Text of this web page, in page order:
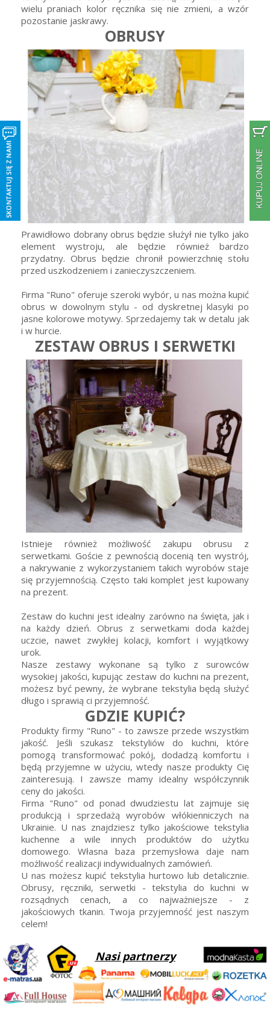
wielu praniach kolor ręcznika się nie zmieni, a wzór
pozostanie jaskrawy.
OBRUSY
Prawidłowo dobrany obrus będzie służył nie tylko jako
element wystroju, ale będzie również bardzo
przydatny. Obrus będzie chronił powierzchnię stołu
przed uszkodzeniem i zanieczyszczeniem.
Firma "Runo" oferuje szeroki wybór, u nas można kupić
obrus w dowolnym stylu - od dyskretnej klasyki po
jasne kolorowe motywy. Sprzedajemy tak w detalu jak
i w hurcie.
ZESTAW OBRUS I SERWETKI
Istnieje również możliwość zakupu obrusu z
serwetkami. Goście z pewnością docenią ten wystrój,
a nakrywanie z wykorzystaniem takich wyrobów staje
się przyjemnością. Często taki komplet jest kupowany
na prezent.
Zestaw do kuchni jest idealny zarówno na święta, jak i
na każdy dzień. Obrus z serwetkami doda każdej
uczcie, nawet zwykłej kolacji, komfort i wyjątkowy
urok.
Nasze zestawy wykonane są tylko z surowców
wysokiej jakości, kupując zestaw do kuchni na prezent,
możesz być pewny, że wybrane tekstylia będą służyć
długo i sprawią ci przyjemność.
GDZIE KUPIĆ?
Produkty firmy "Runo" - to zawsze przede wszystkim
jakość. Jeśli szukasz tekstyliów do kuchni, które
pomogą transformować pokój, dodadzą komfortu i
będą przyjemne w użyciu, wtedy nasze produkty Cię
zainteresują. I zawsze mamy idealny współczynnik
ceny do jakości.
Firma "Runo" od ponad dwudziestu lat zajmuje się
produkcją i sprzedażą wyrobów włókienniczych na
Ukrainie. U nas znajdziesz tylko jakościowe tekstylia
kuchenne a wile innych produktów do użytku
domowego. Własna baza przemysłowa daje nam
możliwość realizacji indywidualnych zamówień.
U nas możesz kupić tekstylia hurtowo lub detalicznie.
Obrusy, ręczniki, serwetki - tekstylia do kuchni w
rozsądnych cenach, a co najważniejsze - z
jakościowych tkanin. Twoja przyjemność jest naszym
celem!
Nasi partnerzy